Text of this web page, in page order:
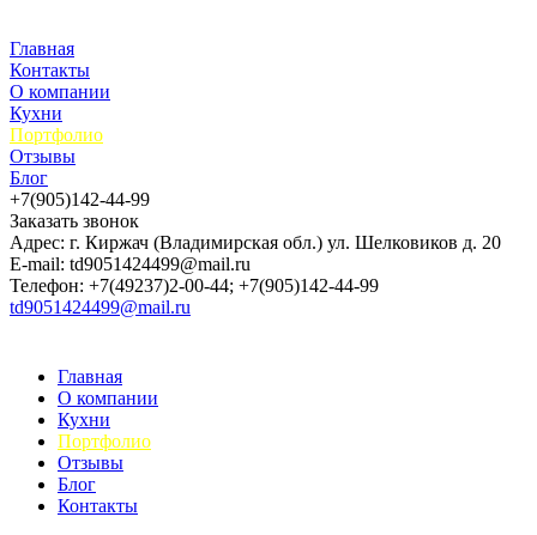
Главная
Контакты
О компании
Кухни
Портфолио
Отзывы
Блог
+7(905)142-44-99
Заказать звонок
Адрес: г. Киржач (Владимирская обл.) ул. Шелковиков д. 20
E-mail: td9051424499@mail.ru
Телефон: +7(49237)2-00-44; +7(905)142-44-99
td9051424499@mail.ru
Главная
О компании
Кухни
Портфолио
Отзывы
Блог
Контакты